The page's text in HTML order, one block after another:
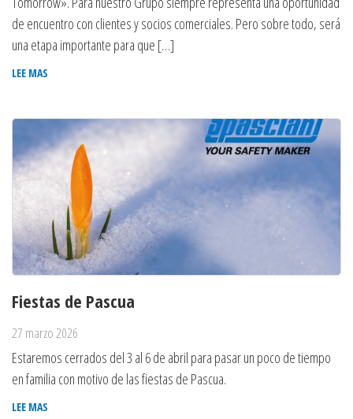
de encuentro con clientes y socios comerciales. Pero sobre todo, será
una etapa importante para que […]
LEE MAS
Fiestas de Pascua
27 marzo 2026
Estaremos cerrados del 3 al 6 de abril para pasar un poco de tiempo
en familia con motivo de las fiestas de Pascua.
LEE MAS